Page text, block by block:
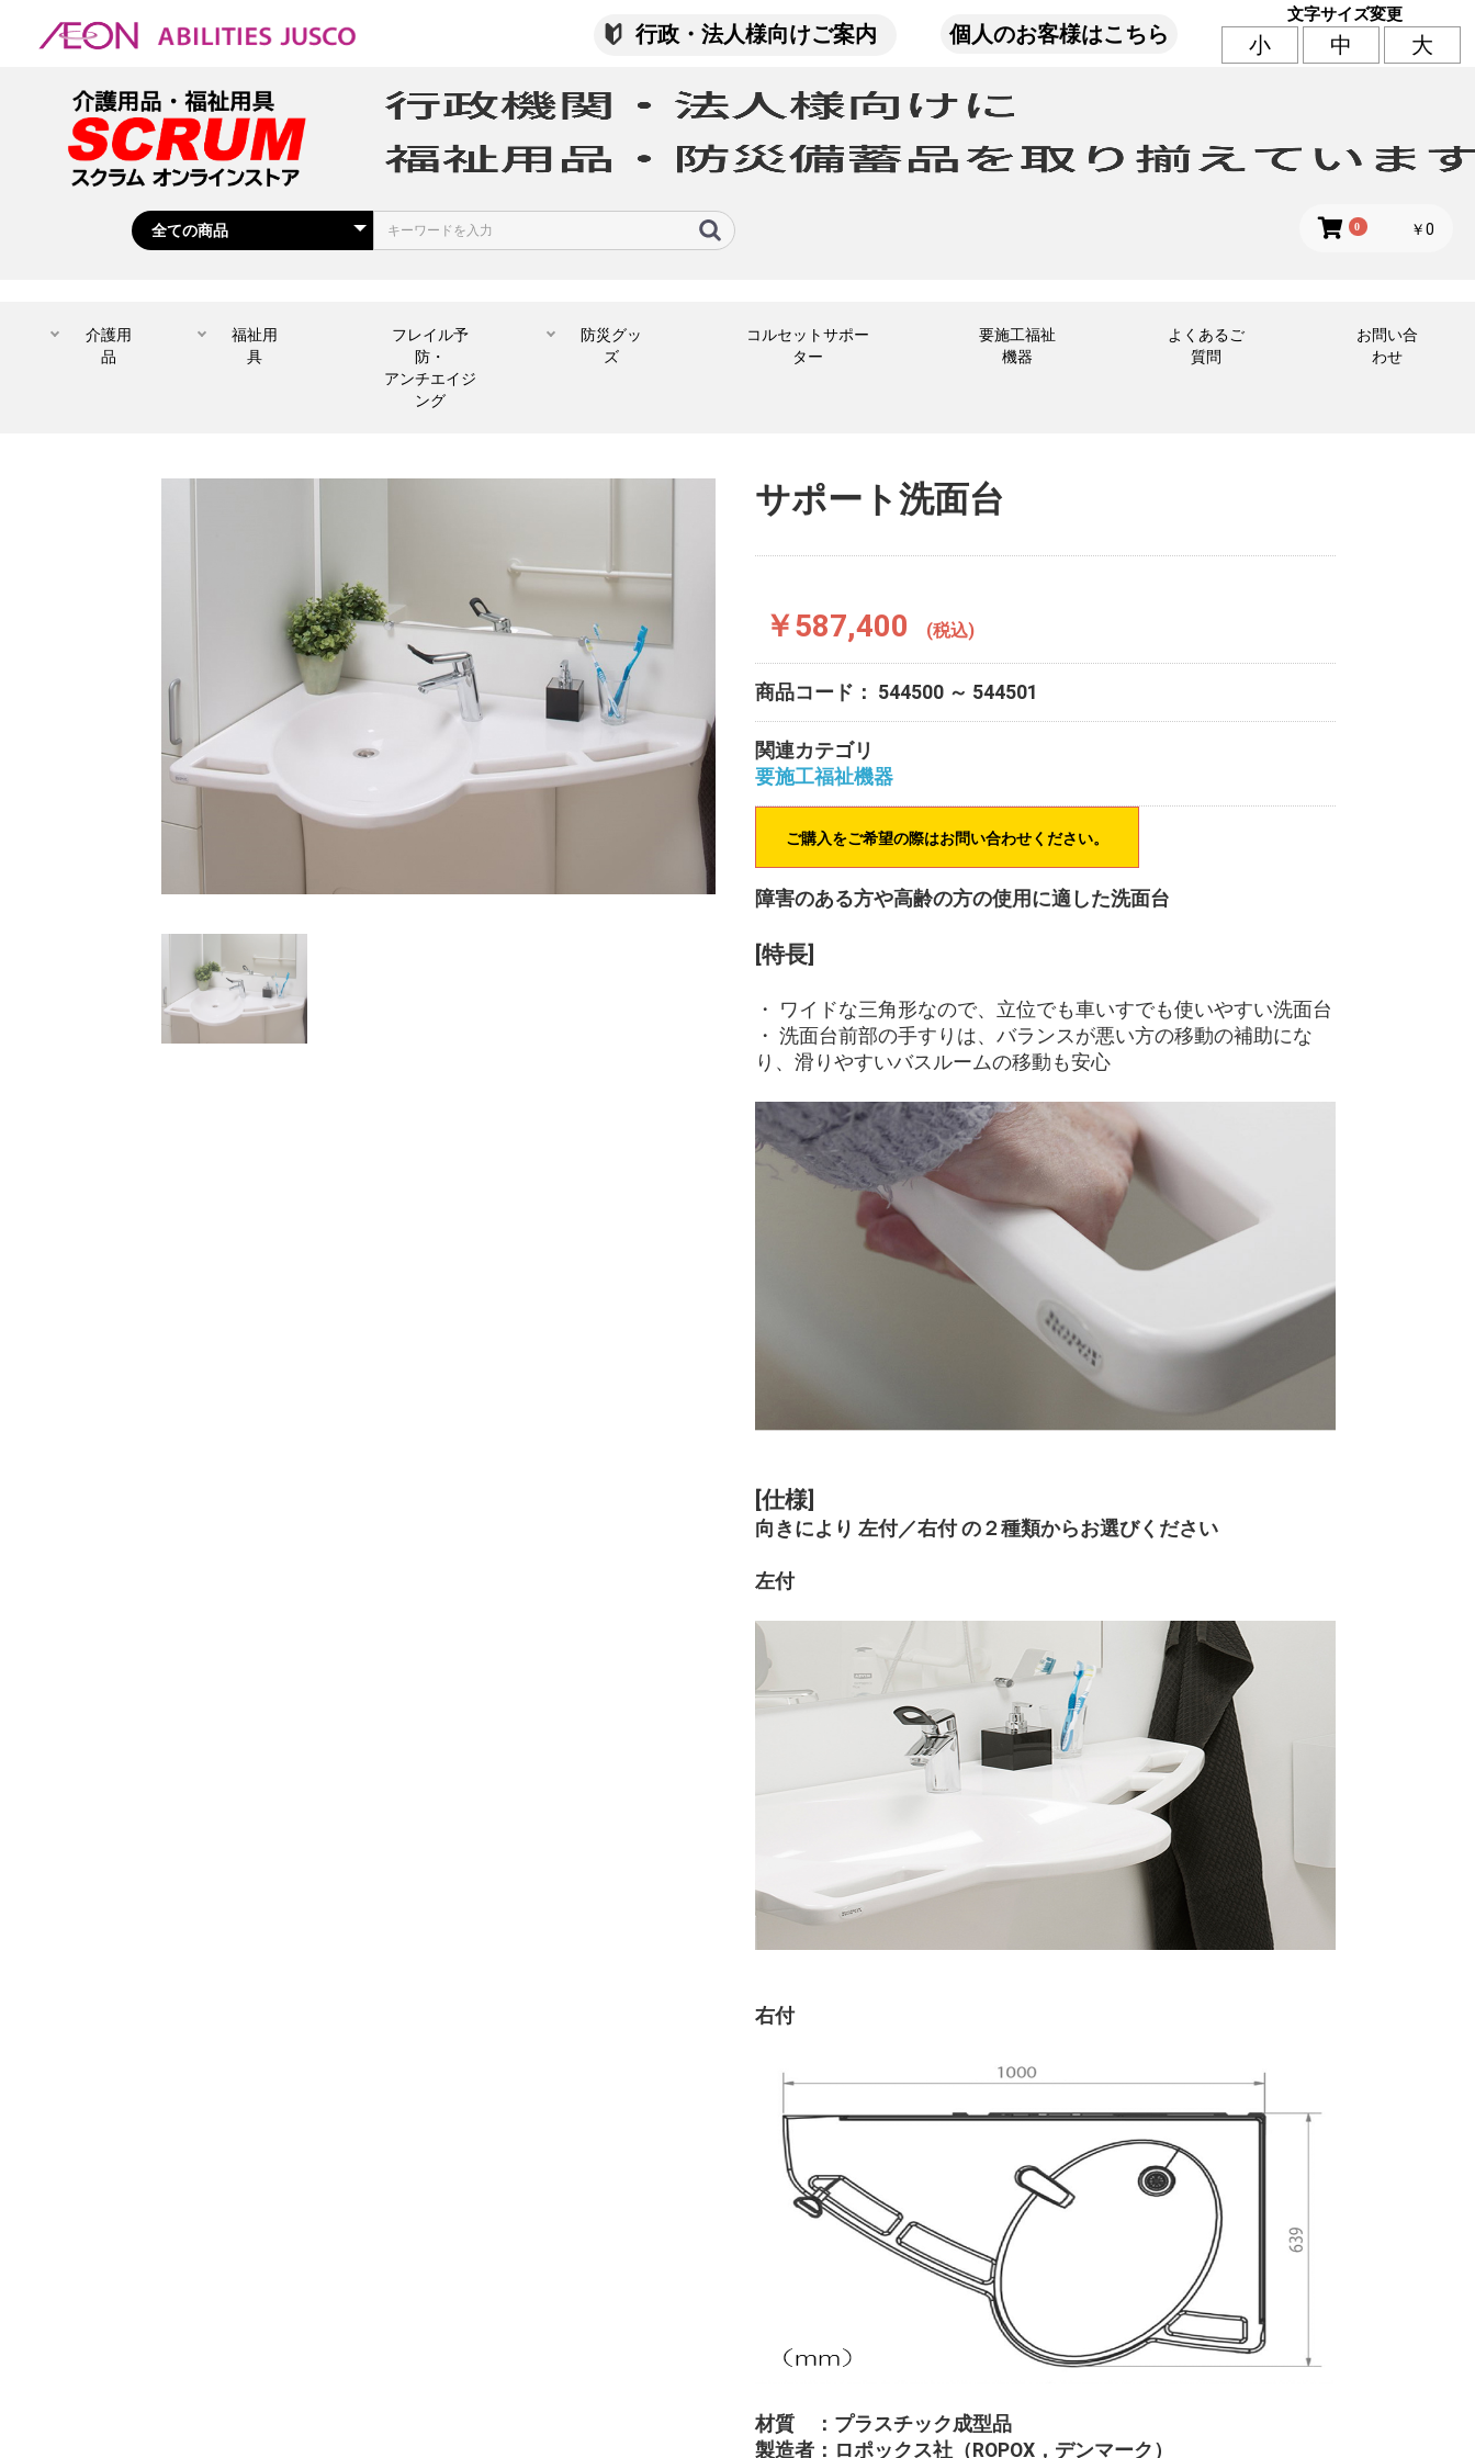
文字サイズ変更
小 中 大
個人のお客様はこちら
行政・法人様向けご案内
0 ￥0
介護用
品
福祉用
具
フレイル予
防・
アンチエイジ
ング
防災グッ
ズ
コルセットサポー
ター
要施工福祉
機器
よくあるご
質問
お問い合
わせ
サポート洗面台
￥587,400 (税込)
商品コード： 544500 ～ 544501
関連カテゴリ
要施工福祉機器
ご購入をご希望の際はお問い合わせください。
障害のある方や高齢の方の使用に適した洗面台
[特長]
・ ワイドな三角形なので、立位でも車いすでも使いやすい洗面台
・ 洗面台前部の手すりは、バランスが悪い方の移動の補助にな
り、滑りやすいバスルームの移動も安心
[仕様]
向きにより 左付／右付 の２種類からお選びください
左付
右付
材質 ：プラスチック成型品
製造者：ロポックス社（ROPOX，デンマーク）